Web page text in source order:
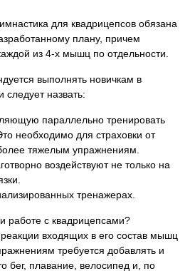
для квадрицепсов обязана
плану, причем
из 4-х мышц по отдельности.
выполнять новичкам в
назвать:
параллельно тренировать
необходимо для страховки от
тяжелым упражнениям.
воздействуют не только на
тренажерах.
работе с квадрицепсами?
реакции входящих в его состав мышц
требуется добавлять и
бег, плавание, велосипед и, по